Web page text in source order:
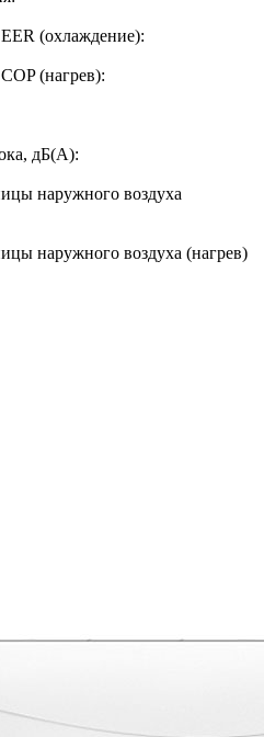
(охлаждение):
(нагрев):
дБ(А):
наружного воздуха
наружного воздуха (нагрев)